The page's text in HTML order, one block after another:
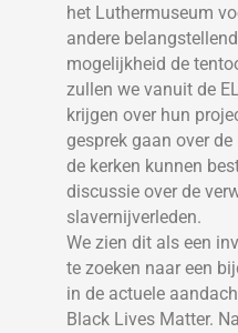
het Luthermuseum
andere
mogelijkheid de
zullen we vanuit de
krijgen over hun
gesprek gaan over
de kerken kunnen
discussie over de
slavernijverleden.
We zien dit als een
te zoeken naar een
in de actuele
Black Lives Matter.